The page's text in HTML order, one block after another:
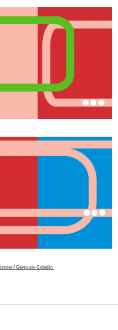
/ Gertrude Celedin